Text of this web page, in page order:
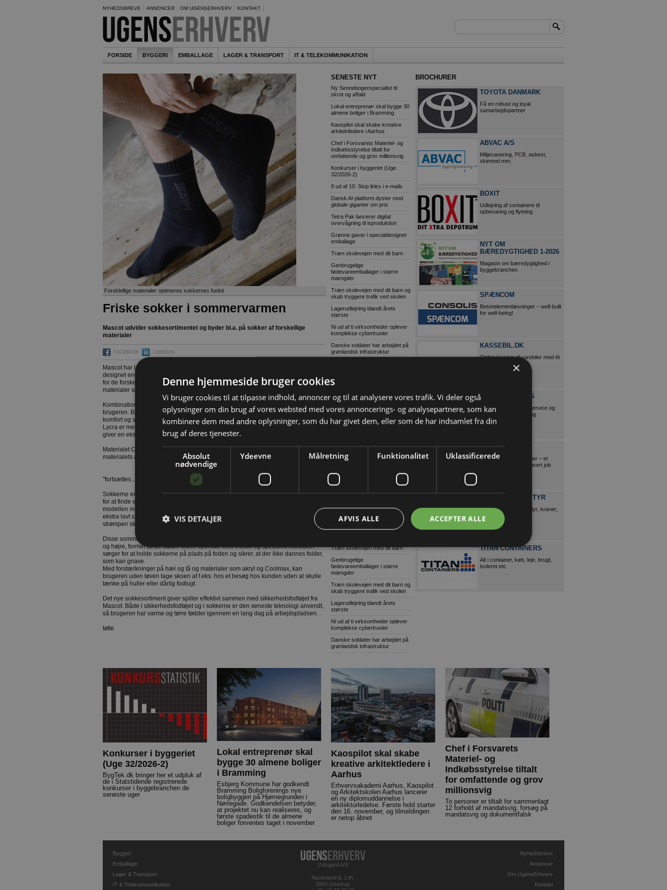
NYHEDSBREVE ANNONCER OM UGENSERHVERV KONTAKT
FORSIDE BYGGERI EMBALLAGE LAGER & TRANSPORT IT & TELEKOMMUNIKATION
Forsklellige materialer optimeres sokkernes funkti
Friske sokker i sommervarmen
Mascot udvider sokkesortimentet og byder bl.a. på sokker af forskellige
materialer
FACEBOOK LINKEDIN
Mascot har lanceret et nyt sortiment af sokker, der er mere moderne i
designet end tidligere modeller, og som yder høj komfort. Kendetegnet
for de forskellige par sokker er, at de alle er sammensat af forskellige typer
materialer af høj kvalitet med hver deres egenskaber.
Kombinationen af de forskellige typer materialer opfylder forskellige behov hos
brugeren. Blandingen af merinould og akryl sikrer brugeren varme fødder, høj
komfort og super åndbarhed, så fødderne omvendt heller ikke bliver overophedet.
Lycra er med til at holde sokkerne på plads på foden, og frottépolstring under foden
giver en ekstra beskyttelse og høj slidstyrke.
Materialet Coolmax transporterer sved væk fra fødderne og holder dem tørre, og
materialets antibakterielle egenskaber mindsker svedlugt.
"fortsættes..."
Sokkerne er konstrueret på hver deres måde, så der er god mulighed for brugeren
for at finde en sok, der passer til individuelle behov og arbejdssituationer. F.eks. er
modellen med ekstra langt skaft velegnet til brug i støvler, mens modellen med
ekstra lavt skaft passer perfekt i sommervarmen til et par shorts eller knickers, hvor
strømpen skal være skjult i skoen.
Disse sommersokker, som også fås med et almindelig skaft, har en specifik venstre
og højre, formet så de støtter foden optimalt. God elastik og specialkonstruktion
sørger for at holde sokkerne på plads på foden og sikrer, at der ikke dannes folder,
som kan gnave.
Med forstærkninger på hæl og tå og materialer som akryl og Coolmax, kan
brugeren uden tøven tage skoen af f.eks. hos et besøg hos kunden uden at skulle
tænke på huller eller dårlig fodlugt.
Det nye sokkesortiment giver spiller effektivt sammen med sikkerhedsfodtøjet fra
Mascot. Både i sikkerhedsfodtøjet og i sokkerne er den seneste teknologi anvendt,
så brugeren har varme og tørre fødder igennem en lang dag på arbejdspladsen.
tøtte
SENESTE NYT
Ny Sennebogenspecialist til
skrot og affald
Lokal entreprenør skal bygge 30
almene boliger i Bramming
Kaospilot skal skabe kreative
arkitektledere i Aarhus
Chef i Forsvarets Materiel- og
Indkøbsstyrelse tiltalt for
omfattende og grov millionsvig
Konkurser i byggeriet (Uge
32/2026-2)
9 ud af 10: Stop links i e-mails
Dansk AI-platform dyster mod
globale giganter om pris
Tetra Pak lancerer digital
overvågning til isproduktion
Grønne gaver i specialdesignet
emballage
Træn skolevejen med dit barn
Genbrugelige
fødevareemballager i større
mængder
Træn skolevejen med dit barn og
skab tryggere trafik ved skolen
Lagerudlejning blandt årets
største
Ni ud af ti virksomheder oplever
komplekse cybertrusler
Danske soldater har arbejdet på
grønlandsk infrastruktur
Ny Sennebogenspecialist til
Lokal entreprenør skal bygge 30
almene boliger i Bramming
Kaospilot skal skabe kreative
arkitektledere i Aarhus
Konkurser i byggeriet (Uge
9 ud af 10: Stop links i e-mails
Dansk AI-platform dyster mod
overvågning til isproduktion
Grønne gaver i specialdesignet
Træn skolevejen med dit barn
Genbrugelige
fødevareemballager i større
mængder
Træn skolevejen med dit barn og
skab tryggere trafik ved skolen
Lagerudlejning blandt årets
største
Ni ud af ti virksomheder oplever
komplekse cybertrusler
Danske soldater har arbejdet på
grønlandsk infrastruktur
BROCHURER
TOYOTA DANMARK
Få en robust og loyal
samarbejdspartner
ABVAC A/S
Miljøsanering, PCB, asbest,
skimmel mm.
BOXIT
Udlejning af containere til
opbevaring og flytning
NYT OM
BÆREDYGTIGHED 1-2026
Magasin om bæredygtighed i
byggebranchen
SPÆNCOM
Betonelementløsninger – well-built
for well-being!
KASSEBIL.DK
Online leasing af varebiler med ét
ERS RENGØRING
Tilbyder ByggepladsService og
HåndværkerRengøring
FORD
Ford vans og pickupper – et
erhvervskøretøj til ethvert job
FYNS KRAN UDSTYR
Alt i løftegrej, løfteudstyr, kraner,
faldsikring mm.
TITAN CONTAINERS
Alt i container, køb, leje, brugt,
isoleret etc
Konkurser i byggeriet
(Uge 32/2026-2)
BygTek.dk bringer her et udpluk af
de i Statstidende registrerede
konkurser i byggebranchen de
seneste uger
Lokal entreprenør skal
bygge 30 almene boliger
i Bramming
Esbjerg Kommune har godkendt
Bramming Boligforenings nye
boligbyggeri på Hjørnegrunden i
Nørregade. Godkendelsen betyder,
at projektet nu kan realiseres, og
første spadestik til de almene
boliger forventes taget i november
Kaospilot skal skabe
kreative arkitektledere i
Aarhus
Erhvervsakademi Aarhus, Kaospilot
og Arkitektskolen Aarhus lancerer
en ny diplomuddannelse i
arkitekturledelse. Første hold starter
den 16. november, og tilmeldingen
er netop åbnet
Chef i Forsvarets
Materiel- og
Indkøbsstyrelse tiltalt
for omfattende og grov
millionsvig
To personer er tiltalt for sammenlagt
12 forhold af mandatsvig, forsøg på
mandatsvig og dokumentfalsk
Byggeri
Emballage
Lager & Transport
IT & Telekommunikation
Odsgard A/S
Naverland 8, 1.th.
2600 Glostrup
Nyhedsbreve
Annoncer
Om UgensErhverv
Kontakt
×
Denne hjemmeside bruger cookies
Vi bruger cookies til at tilpasse indhold, annoncer og til at analysere vores trafik. Vi deler også
oplysninger om din brug af vores websted med vores annoncerings- og analysepartnere, som kan
kombinere dem med andre oplysninger, som du har givet dem, eller som de har indsamlet fra din
brug af deres tjenester.
Absolut
nødvendige
Ydeevne Målretning Funktionalitet Uklassificerede
ACCEPTER ALLE
AFVIS ALLE
VIS DETALJER